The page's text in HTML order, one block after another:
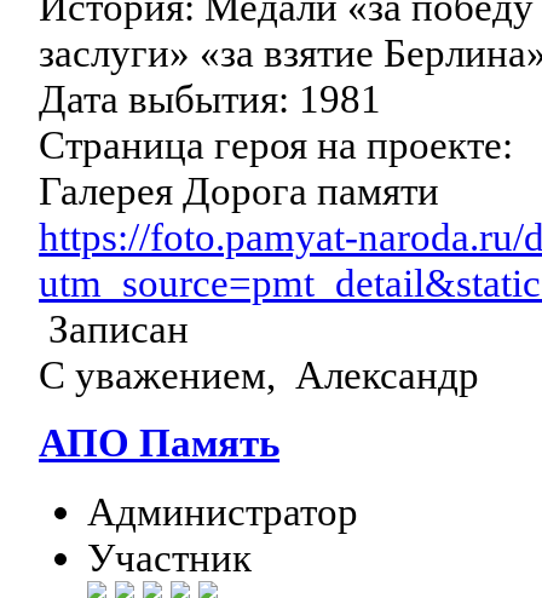
заслуги» «за взятие
Дата выбытия: 1981
Страница героя на проекте:
Галерея Дорога памяти
https://foto.pamyat-naroda.ru/
Записан
С уважением, Александр
АПО Память
Администратор
Участник